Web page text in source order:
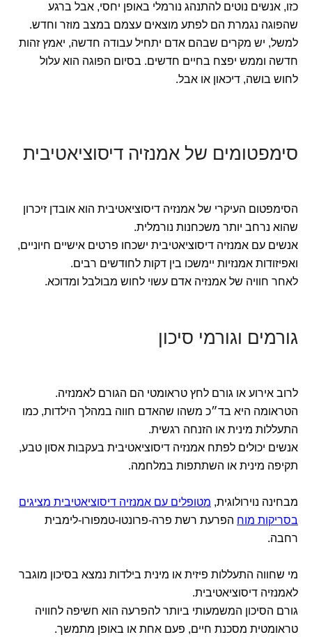
כזו, אנשים נוטים להתנהג נורמלי באופן יחסי, אבל ברגע
שהפוגה נגמרת הם לפתע מוצאים עצמם במצב מוזר וחדש.
למשל, יש מקרים שבהם אדם יתחיל עבודה חדשה, יאמץ זהות
חדשה וממש יפצח בחיים חדשים. בסיום הפוגה הוא עלול
לחוש בושה, דיכאון או אבל.
סימפטומים של אמנזיה דיסוציאטיבית
הסימפטום העיקרי של אמנזיה דיסוציאטיבית הוא אובדן זיכרון
שהוא נרחב יותר משכחנות נורמלית.
אנשים עם אמנזיה דיסוציאטיבית ישכחו פרטים אישיים חיוניים,
ואפיזודות אמנזיות יימשכו בין דקות לחודשים רבים.
לאחר חוויה של אמנזיה אדם עשוי לחוש מבולבל ומדוכא.
גורמים וגורמי סיכון
לרוב אירוע או גורם לחץ טראומטי הם הגורם לאמנזיה.
הטראומה היא בד״כ משהו שהאדם חווה במהלך הילדות, כמו
התעללות מינית או הזנחה רגשית.
אנשים יכולים לפתח אמנזיה דיסוציאטיבית בעקבות אסון טבע,
תקיפה מינית או השתתפות במלחמה.
מבחינה נוירולוגית, מטופלים עם אמנזיה דיסוציאטיבית מציגים
בסריקות מוח הפרעת רשת פרה-פרונטו-טמפורו-לימבית
רחבה.
מי שחווה התעללות פיזית או מינית בילדות נמצא בסיכון מוגבר
לאמנזיה דיסוציאטיבית.
גורם הסיכון המשמעותי ביותר להפרעה הוא חשיפה לחוויה
טראומטית מסכנת חיים, פעם אחת או באופן מתמשך.